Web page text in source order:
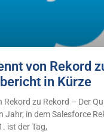
von Rekord
in Kürze
Rekord zu Rekord – Der
Jahr, in dem Salesforce
ist der Tag,